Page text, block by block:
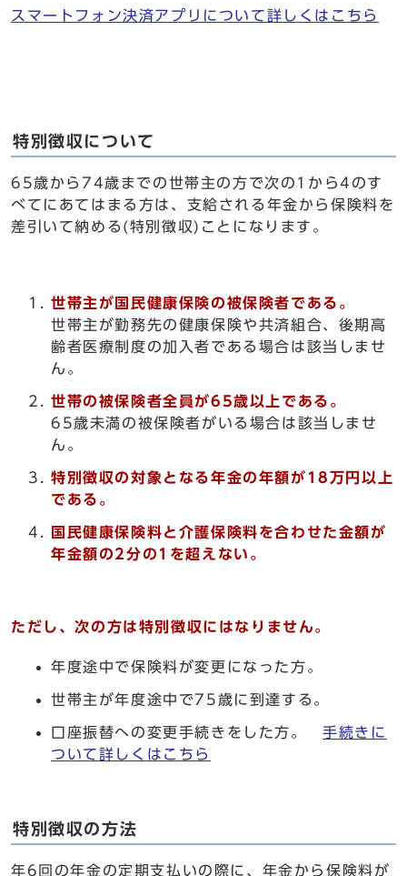
スマートフォン決済アプリについて詳しくはこちら
特別徴収について
65歳から74歳までの世帯主の方で次の1から4のす
べてにあてはまる方は、支給される年金から保険料を
差引いて納める(特別徴収)ことになります。
世帯主が国民健康保険の被保険者である。
世帯主が勤務先の健康保険や共済組合、後期高
齢者医療制度の加入者である場合は該当しませ
ん。
世帯の被保険者全員が65歳以上である。
65歳未満の被保険者がいる場合は該当しませ
ん。
特別徴収の対象となる年金の年額が18万円以上
である。
国民健康保険料と介護保険料を合わせた金額が
年金額の2分の1を超えない。
ただし、次の方は特別徴収にはなりません。
年度途中で保険料が変更になった方。
世帯主が年度途中で75歳に到達する。
口座振替への変更手続きをした方。手続きに
ついて詳しくはこちら
特別徴収の方法
年6回の年金の定期支払いの際に、年金から保険料が